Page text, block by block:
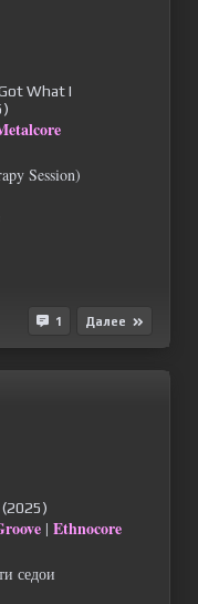
Session)
1 Далее
| Ethnocore
седои‌